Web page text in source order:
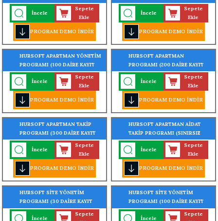
İncele
Sepete
Ekle
PROGRAM DEMO İNDİR
KAYIT KAPASİTELİ)
İncele
Sepete
Ekle
PROGRAM DEMO İNDİR
HURSOFT APARTMAN YÖNETİM
PROGRAMI (100 DAİRE KAYIT
KAPASİTELİ)
İncele
Sepete
Ekle
PROGRAM DEMO İNDİR
HURSOFT APARTMAN
PROGRAMI (200 DAİRE KAYIT
KAPASİTELİ)
İncele
Sepete
Ekle
PROGRAM DEMO İNDİR
HURSOFT APARTMAN TAKİP
PROGRAMI (300 DAİRE KAYIT
KAPASİTELİ)
İncele
Sepete
Ekle
PROGRAM DEMO İNDİR
HURSOFT APARTMAN AİDAT
TAKİP PROGRAMI (SINIRSIZ
DAİRE KAYIT KAPASİTELİ)
İncele
Sepete
Ekle
PROGRAM DEMO İNDİR
HURSOFT SİTE YÖNETİM
PROGRAMI (30 DAİRE KAYIT
KAPASİTELİ)
İncele
Sepete
HURSOFT SİTE YÖNETİM
PROGRAMI (100 DAİRE KAYIT
KAPASİTELİ)
İncele
Sepete